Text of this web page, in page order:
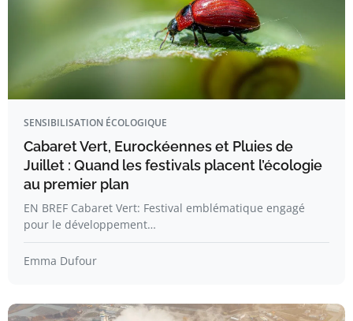
SENSIBILISATION ÉCOLOGIQUE
Cabaret Vert, Eurockéennes et Pluies de
Juillet : Quand les festivals placent l’écologie
au premier plan
EN BREF Cabaret Vert: Festival emblématique engagé
pour le développement…
Emma Dufour